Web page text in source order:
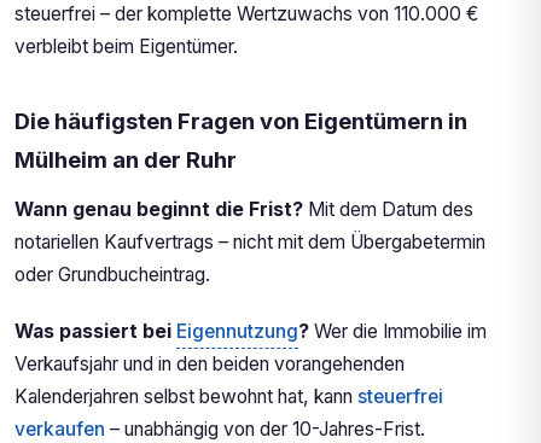
steuerfrei – der komplette Wertzuwachs von 110.000 €
verbleibt beim Eigentümer.
Die häufigsten Fragen von Eigentümern in
Mülheim an der Ruhr
Wann genau beginnt die Frist? Mit dem Datum des
notariellen Kaufvertrags – nicht mit dem Übergabetermin
oder Grundbucheintrag.
Was passiert bei Eigennutzung? Wer die Immobilie im
Verkaufsjahr und in den beiden vorangehenden
Kalenderjahren selbst bewohnt hat, kann steuerfrei
verkaufen – unabhängig von der 10-Jahres-Frist.